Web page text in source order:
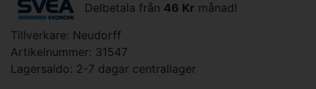
Delbetala från 46 Kr månad!
Tillverkare: Neudorff
Artikelnummer: 31547
Lagersaldo: 2-7 dagar centrallager